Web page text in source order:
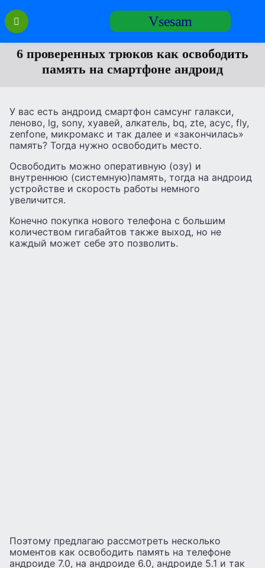
Перейти
содержанию
Vsesam
6 проверенных трюков как освободить
память на смартфоне андроид
У вас есть андроид смартфон самсунг галакси,
леново, lg, sony, хуавей, алкатель, bq, zte, асус, fly,
zenfone, микромакс и так далее и «закончилась»
память? Тогда нужно освободить место.
Освободить можно оперативную (озу) и
внутреннюю (системную)память, тогда на андроид
устройстве и скорость работы немного
увеличится.
Конечно покупка нового телефона с большим
количеством гигабайтов также выход, но не
каждый может себе это позволить.
Поэтому предлагаю рассмотреть несколько
моментов как освободить память на телефоне
андроиде 7.0, на андроиде 6.0, андроиде 5.1 и так